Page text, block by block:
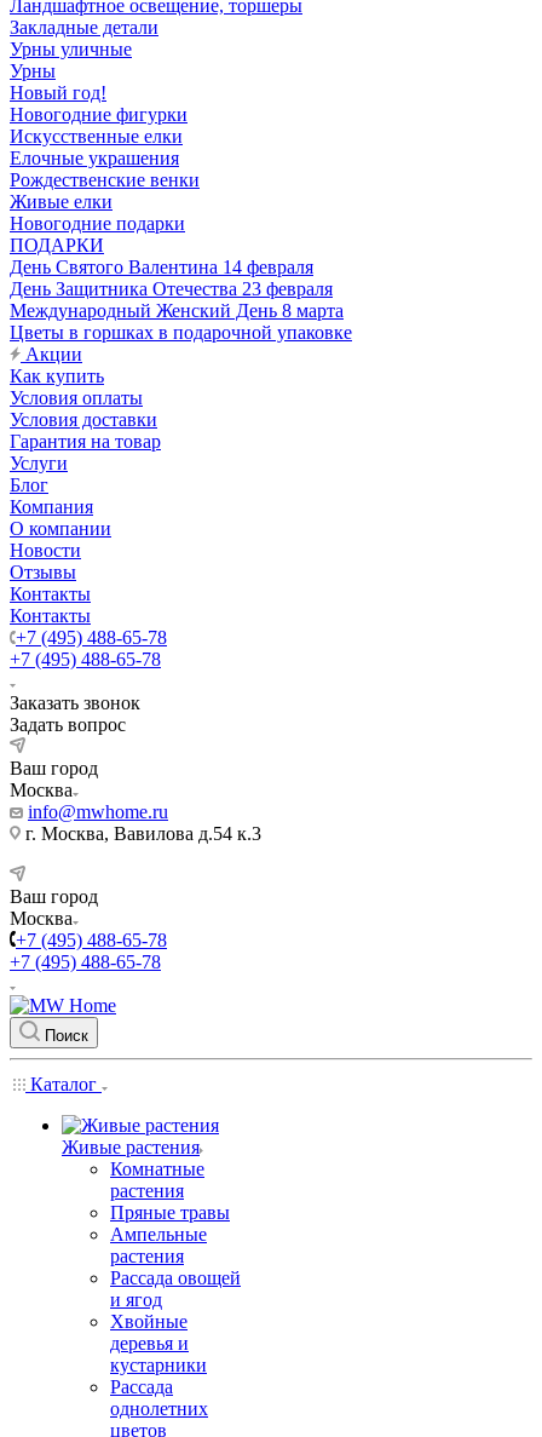
Ландшафтное освещение, торшеры
Закладные детали
Урны уличные
Урны
Новый год!
Новогодние фигурки
Искусственные елки
Елочные украшения
Рождественские венки
Живые елки
Новогодние подарки
ПОДАРКИ
День Святого Валентина 14 февраля
День Защитника Отечества 23 февраля
Международный Женский День 8 марта
Цветы в горшках в подарочной упаковке
Акции
Как купить
Условия оплаты
Условия доставки
Гарантия на товар
Услуги
Блог
Компания
О компании
Новости
Отзывы
Контакты
Контакты
+7 (495) 488-65-78
+7 (495) 488-65-78
Заказать звонок
Задать вопрос
Ваш город
Москва
info@mwhome.ru
г. Москва, Вавилова д.54 к.3
Ваш город
Москва
+7 (495) 488-65-78
+7 (495) 488-65-78
Поиск
Каталог
Живые растения
Комнатные
растения
Пряные травы
Ампельные
растения
Рассада овощей
и ягод
Хвойные
деревья и
кустарники
Рассада
однолетних
цветов